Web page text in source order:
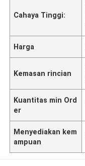
Cahaya Tinggi:
Harga
Kemasan rincian
Kuantitas min Ord
er
Menyediakan kem
ampuan